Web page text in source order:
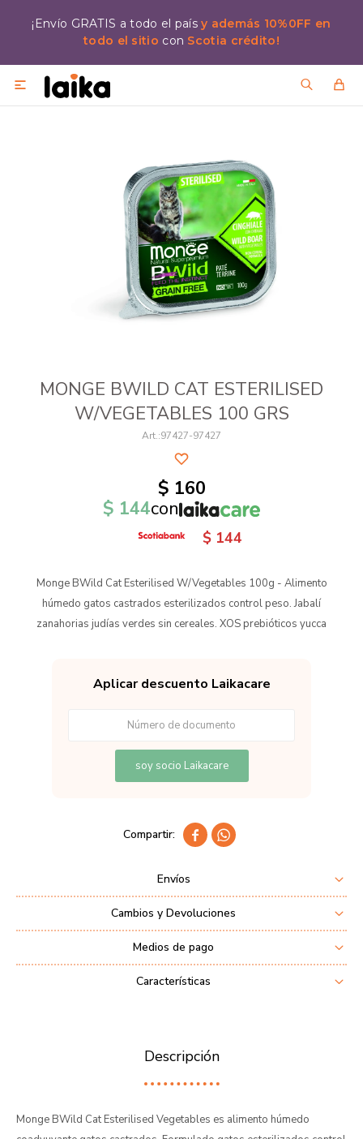
¡Envío GRATIS a todo el paísy además 10%0FF en
todo el sitio con Scotia crédito!

MONGE BWILD CAT ESTERILISED
W/VEGETABLES 100 GRS
97427-97427
$ 160
$ 144con
$ 144
Monge BWild Cat Esterilised W/Vegetables 100g - Alimento
húmedo gatos castrados esterilizados control peso. Jabalí
zanahorias judías verdes sin cereales. XOS prebióticos yucca
Aplicar descuento Laikacare
soy socio Laikacare
 
Envíos
Cambios y Devoluciones
Medios de pago
Características
Descripción
Monge BWild Cat Esterilised Vegetables es alimento húmedo